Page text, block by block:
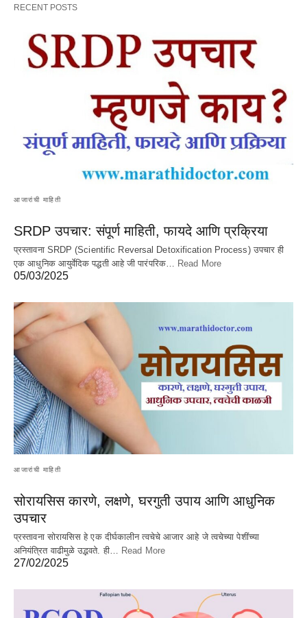
RECENT POSTS
आजारांची माहिती
SRDP उपचार: संपूर्ण माहिती, फायदे आणि प्रक्रिया
प्रस्तावना SRDP (Scientific Reversal Detoxification Process) उपचार ही
एक आधुनिक आयुर्वेदिक पद्धती आहे जी पारंपरिक…
Read More
05/03/2025
आजारांची माहिती
सोरायसिस कारणे, लक्षणे, घरगुती उपाय आणि आधुनिक
उपचार
प्रस्तावना सोरायसिस हे एक दीर्घकालीन त्वचेचे आजार आहे जे त्वचेच्या पेशींच्या
अनियंत्रित वाढीमुळे उद्भवते. ही… Read More
27/02/2025